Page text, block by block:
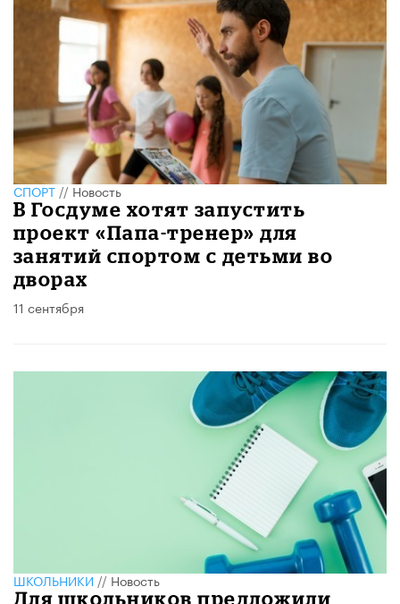
СПОРТ//Новость
В Госдуме хотят запустить
проект «Папа-тренер» для
занятий спортом с детьми во
дворах
11 сентября
ШКОЛЬНИКИ//Новость
Для школьников предложили